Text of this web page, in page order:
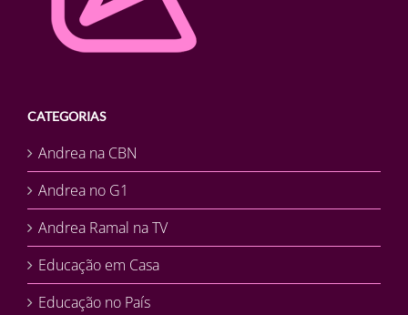
CATEGORIAS
Andrea na CBN
Andrea no G1
Andrea Ramal na TV
Educação em Casa
Educação no País